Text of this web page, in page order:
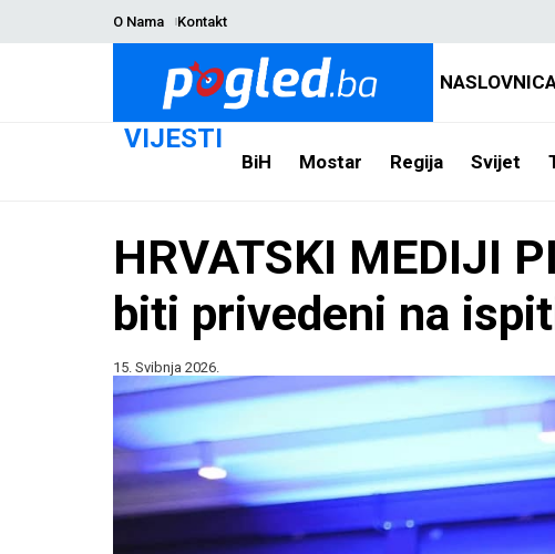
O Nama Kontakt
VIJESTI
BiH Mostar Regija Svijet
HRVATSKI MEDIJI
biti privedeni na
15. Svibnja 2026.